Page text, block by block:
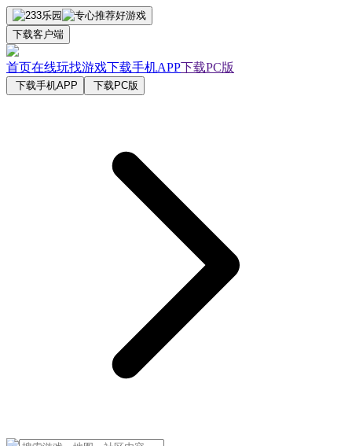
下载客户端
首页在线玩找游戏下载手机APP下载PC版
下载手机APP 下载PC版